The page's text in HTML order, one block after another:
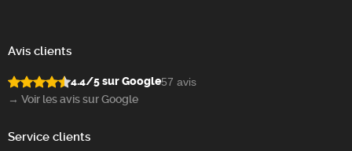
Avis clients
4.4/5 sur Google57 avis
→ Voir les avis sur Google
Service clients